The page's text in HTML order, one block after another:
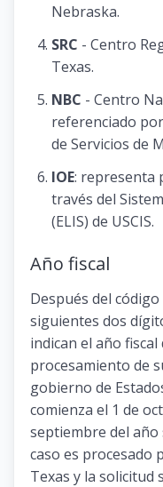
Nebraska.
SRC - Centro
Texas.
NBC - Centro
referenciado
de Servicios de
IOE: representa
través del
(ELIS) ​​de USCIS.
Año fiscal
Después del
siguientes dos
indican el año fiscal
procesamiento de
gobierno de
comienza el 1 de
septiembre del año
caso es procesado
Texas y la solicitud